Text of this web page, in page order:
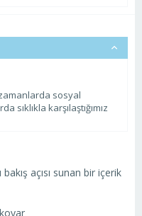
sosyal
sıklıkla karşılaştığımız
açısı sunan bir içerik